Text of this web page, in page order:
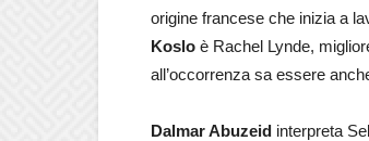
origine francese che inizia a
Koslo è Rachel Lynde,
all’occorrenza sa essere
Dalmar Abuzeid interpreta